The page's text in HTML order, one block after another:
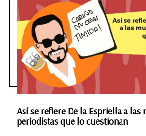
Así se refiere De la Espriella a las
periodistas que lo cuestionan